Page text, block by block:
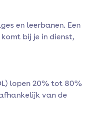
en leerbanen. Een
bij je in dienst,
lopen 20% tot 80%
van de